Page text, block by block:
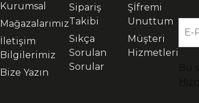
Kurumsal
Mağazalarımız
İletişim
Bilgilerimiz
Bize Yazın
Sipariş
Takibi
Sıkça
Sorulan
Sorular
Şİfremi
Unuttum
Müşteri
Hizmetleri
E-